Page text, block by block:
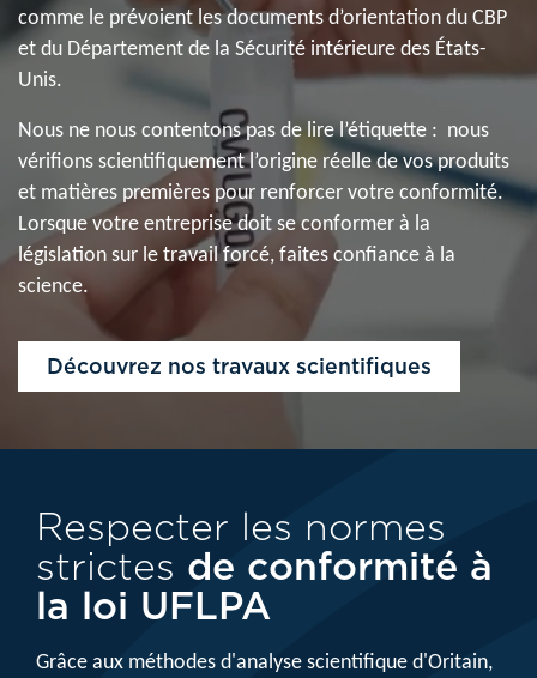
comme le prévoient les documents d’orientation du CBP
et du Département de la Sécurité intérieure des États-
Unis.
Nous ne nous contentons pas de lire l’étiquette : nous
vérifions scientifiquement l’origine réelle de vos produits
et matières premières pour renforcer votre conformité.
Lorsque votre entreprise doit se conformer à la
législation sur le travail forcé, faites confiance à la
science.
Découvrez nos travaux scientifiques
Respecter les normes
strictes de conformité à
la loi UFLPA
Grâce aux méthodes d'analyse scientifique d'Oritain,